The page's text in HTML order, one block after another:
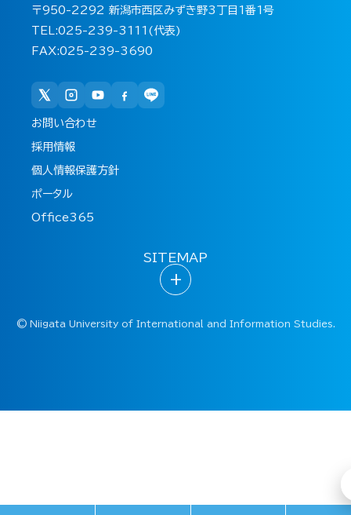
〒950-2292 新潟市西区みずき野3丁目1番1号
TEL:025-239-3111(代表)
FAX:025-239-3690
お問い合わせ
採用情報
個人情報保護方針
ポータル
Office365
SITEMAP
+
©Niigata University of International and Information Studies.